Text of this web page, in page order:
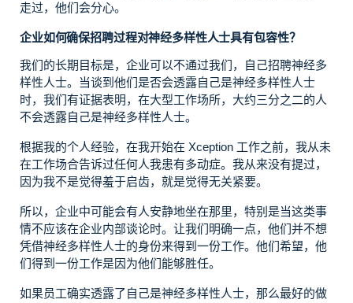
走过，他们会分心。
企业如何确保招聘过程对神经多样性人士具有包容性？
我们的长期目标是，企业可以不通过我们，自己招聘神经多
样性人士。当谈到他们是否会透露自己是神经多样性人士
时，我们有证据表明，在大型工作场所，大约三分之二的人
不会透露自己是神经多样性人士。
根据我的个人经验，在我开始在 Xception 工作之前，我从未
在工作场合告诉过任何人我患有多动症。我从来没有提过，
因为我不是觉得羞于启齿，就是觉得无关紧要。
所以，企业中可能会有人安静地坐在那里，特别是当这类事
情不应该在企业内部谈论时。让我们明确一点，他们并不想
凭借神经多样性人士的身份来得到一份工作。他们希望，他
们得到一份工作是因为他们能够胜任。
如果员工确实透露了自己是神经多样性人士，那么最好的做